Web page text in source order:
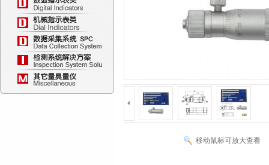
移动鼠标可放大查看